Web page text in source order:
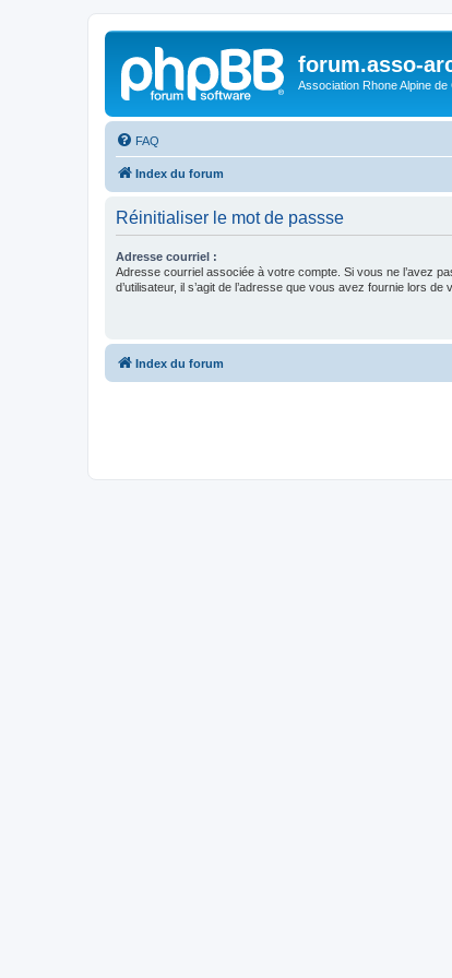
forum.asso-
Association Rhone Alpine
FAQ
Index du forum
Réinitialiser le mot de passse
Adresse courriel :
Adresse courriel associée à votre compte. Si vous ne l’avez
d’utilisateur, il s’agit de l’adresse que vous avez fournie lors de
Index du forum